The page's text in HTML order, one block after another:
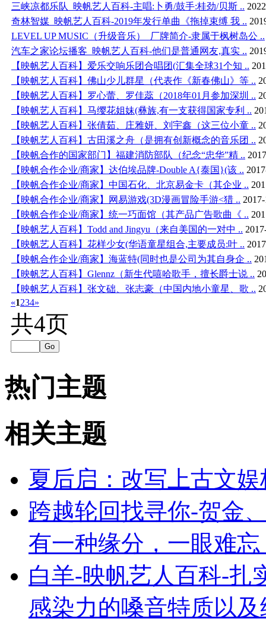
三峡凉都乐队_映帆艺人百科-主唱:卜勇/鼓手:桂劲/贝斯 ..
奇林智媒_映帆艺人百科-2019年发行单曲《拖掉束缚 我 ..
LEVEL UP MUSIC（升级音乐）_厂牌简介-隶属于枫树岛公 ..
汽车之家论坛播客_映帆艺人百科-他们是普通网友,真实 ..
【映帆艺人百科】爱乐交响乐团合唱团(汇集全球31个知 ..
【映帆艺人百科】佛山少儿群星（代表作《新春佛山》等 ..
【映帆艺人百科】罗心蕾、罗佳蕊（2018年01月参加深圳 ..
【映帆艺人百科】马缨花姐妹(彝族,有一支获得国家专利 ..
【映帆艺人百科】张倩茹、庄雅妍、刘宇鑫（这三位小童 ..
【映帆艺人百科】古田溪之舟（是拥有创新概念的音乐团 ..
【映帆合作的国家部门】福建消防部队（纪念“忠华”精 ..
【映帆合作企业/商家】达伯埃品牌-Double A{泰国}(该 ..
【映帆合作企业/商家】中国石化、北京易金卡（其企业 ..
【映帆合作企业/商家】网易游戏(3D漫画冒险手游<猎 ..
【映帆合作企业/商家】统一巧面馆（其产品广告歌曲《 ..
【映帆艺人百科】Todd and Jingyu（来自美国的一对中 ..
【映帆艺人百科】花样少女(华语童星组合,主要成员:叶 ..
【映帆合作企业/商家】海蓝特(同时也是公司为其自身企 ..
【映帆艺人百科】Glennz（新生代嘻哈歌手，擅长爵士说 ..
【映帆艺人百科】张文础、张志豪（中国内地小童星、歌 ..
«1234»
共4页
Go
热门主题
相关主题
夏后启：改写上古文
跨越轮回找寻你-贺金
有一种缘分，一眼难
白羊-映帆艺人百科-扎
感染力的嗓音特质以